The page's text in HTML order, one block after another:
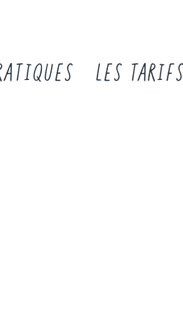
LES TARIFS